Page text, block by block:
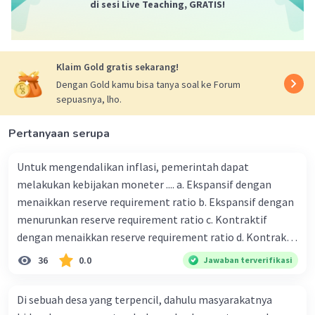
Iklan
Mazaya M
D.
di sesi Live Teaching, GRATIS!
Klaim Gold gratis sekarang!
Dengan Gold kamu bisa tanya soal ke Forum
sepuasnya, lho.
Pertanyaan serupa
Untuk mengendalikan inflasi, pemerintah dapat
melakukan kebijakan moneter .... a. Ekspansif dengan
menaikkan reserve requirement ratio b. Ekspansif dengan
menurunkan reserve requirement ratio c. Kontraktif
dengan menaikkan reserve requirement ratio d. Kontraktif
dengan menurunkan reserve requirement ratio e.
Ekspansif dengan menaikkan tingkat diskonto Bila Bank
ceteris paribus maka .... a. Menimbulkan inflasi di mana
36 0.0 Jawaban terverifikasi
Di sebuah desa yang terpencil, dahulu masyarakatnya